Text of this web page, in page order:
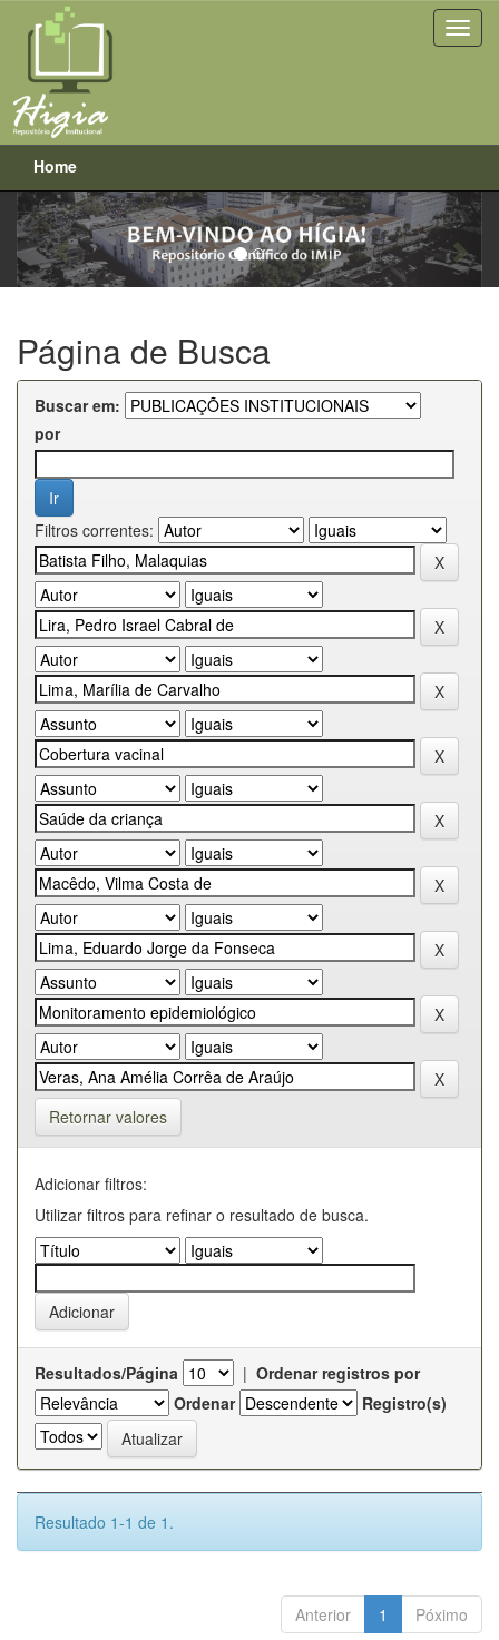
Skip
navigation
Home
Previous Next
Página de Busca
Buscar em:
por
Filtros correntes:
Retornar valores
Adicionar filtros:
Utilizar filtros para refinar o resultado de busca.
Resultados/Página | Ordenar registros por
Ordenar
Registro(s)
Resultado 1-1 de 1.
Anterior 1 Póximo